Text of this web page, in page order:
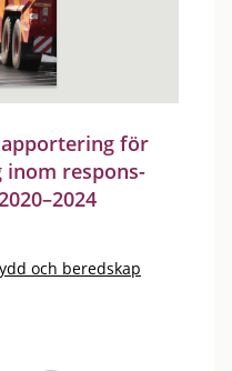
för
respons-
och beredskap